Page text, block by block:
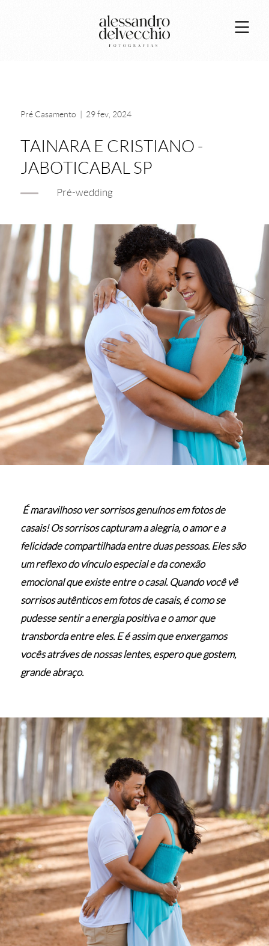
Pré Casamento 29 fev, 2024
TAINARA E CRISTIANO -
JABOTICABAL SP
Pré-wedding
É maravilhoso ver sorrisos genuínos em fotos de
casais! Os sorrisos capturam a alegria, o amor e a
felicidade compartilhada entre duas pessoas. Eles são
um reflexo do vínculo especial e da conexão
emocional que existe entre o casal. Quando você vê
sorrisos autênticos em fotos de casais, é como se
pudesse sentir a energia positiva e o amor que
transborda entre eles. E é assim que enxergamos
vocês atráves de nossas lentes, espero que gostem,
grande abraço.